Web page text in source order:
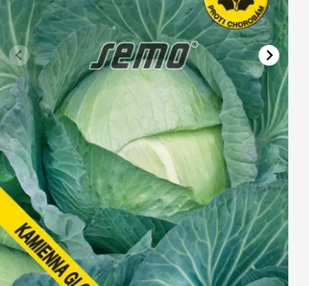
Vánoční stromky v květináčích a řezané
Magnólie
Semena, sadba